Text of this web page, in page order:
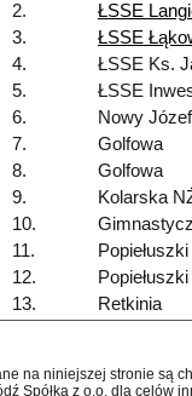
2.
ŁSSE
3.
ŁSSE
4.
ŁSSE Ks.
5.
ŁSSE
6.
Nowy
7.
Golfowa
8.
Golfowa
9.
Kolarska
10.
11.
Popiełuszki
12.
Popiełuszki
13.
Retkinia
na niniejszej stronie
Spółka z o.o. dla celów